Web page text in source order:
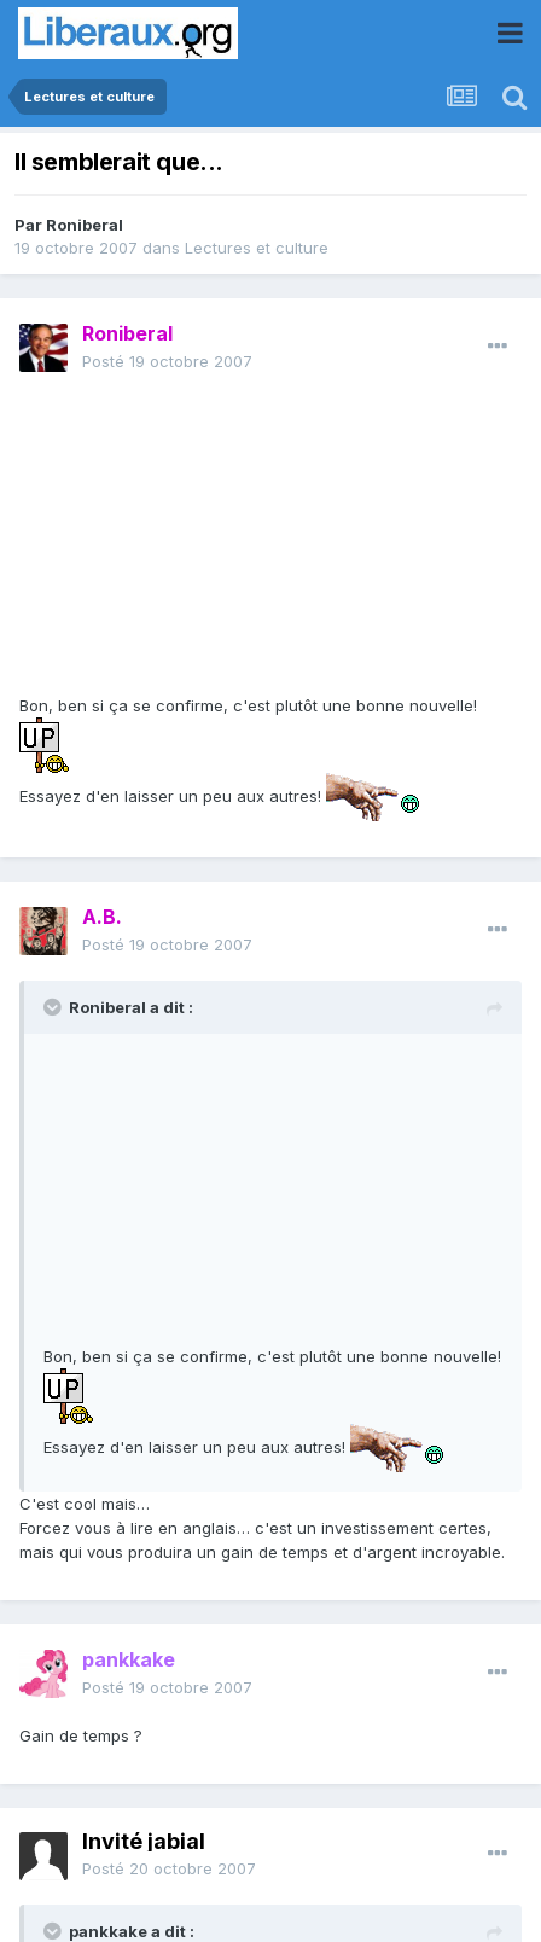
Lectures et culture
Il semblerait que...
Par Roniberal
19 octobre 2007 dans Lectures et culture
Roniberal
Posté 19 octobre 2007
Bon, ben si ça se confirme, c'est plutôt une bonne nouvelle!
Essayez d'en laisser un peu aux autres!
A.B.
Posté 19 octobre 2007
Roniberal a dit :
Bon, ben si ça se confirme, c'est plutôt une bonne nouvelle!
Essayez d'en laisser un peu aux autres!
C'est cool mais…
Forcez vous à lire en anglais… c'est un investissement certes,
mais qui vous produira un gain de temps et d'argent incroyable.
pankkake
Posté 19 octobre 2007
Gain de temps ?
Invité jabial
Posté 20 octobre 2007
pankkake a dit :